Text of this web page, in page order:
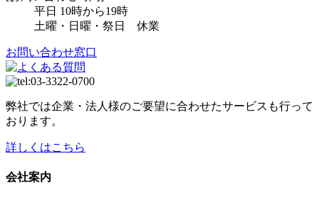
平日 10時から19時
土曜・日曜・祭日 休業
お問い合わせ窓口
弊社では企業・法人様のご要望に合わせたサービスも行って
おります。
詳しくはこちら
会社案内